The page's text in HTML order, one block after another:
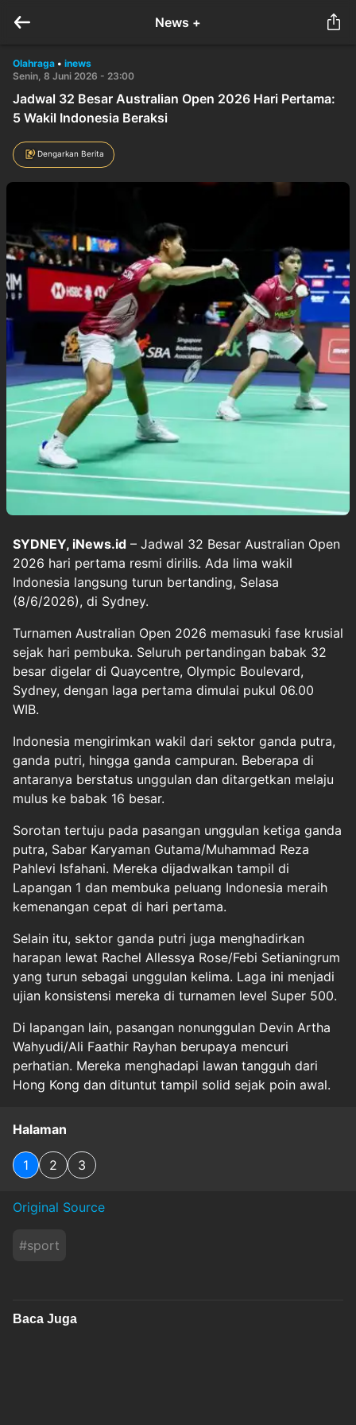
News +
Olahraga • inews
Senin, 8 Juni 2026 - 23:00
Jadwal 32 Besar Australian Open 2026 Hari Pertama:
5 Wakil Indonesia Beraksi
Dengarkan Berita
SYDNEY, iNews.id – Jadwal 32 Besar Australian Open
2026 hari pertama resmi dirilis. Ada lima wakil
Indonesia langsung turun bertanding, Selasa
(8/6/2026), di Sydney.
Turnamen Australian Open 2026 memasuki fase krusial
sejak hari pembuka. Seluruh pertandingan babak 32
besar digelar di Quaycentre, Olympic Boulevard,
Sydney, dengan laga pertama dimulai pukul 06.00
WIB.
Indonesia mengirimkan wakil dari sektor ganda putra,
ganda putri, hingga ganda campuran. Beberapa di
antaranya berstatus unggulan dan ditargetkan melaju
mulus ke babak 16 besar.
Sorotan tertuju pada pasangan unggulan ketiga ganda
putra, Sabar Karyaman Gutama/Muhammad Reza
Pahlevi Isfahani. Mereka dijadwalkan tampil di
Lapangan 1 dan membuka peluang Indonesia meraih
kemenangan cepat di hari pertama.
Selain itu, sektor ganda putri juga menghadirkan
harapan lewat Rachel Allessya Rose/Febi Setianingrum
yang turun sebagai unggulan kelima. Laga ini menjadi
ujian konsistensi mereka di turnamen level Super 500.
Di lapangan lain, pasangan nonunggulan Devin Artha
Wahyudi/Ali Faathir Rayhan berupaya mencuri
perhatian. Mereka menghadapi lawan tangguh dari
Hong Kong dan dituntut tampil solid sejak poin awal.
Halaman
1 2 3
Original Source
#sport
Baca Juga